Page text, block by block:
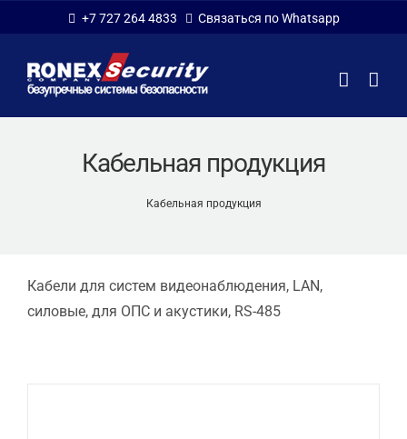
content
+7 727 264 4833 Связаться по Whatsapp
Кабельная продукция
Кабельная продукция
Кабели для систем видеонаблюдения, LAN,
силовые, для ОПС и акустики, RS-485